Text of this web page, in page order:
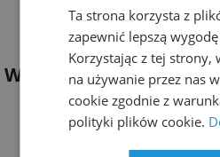
opakowaniu.
Biodegradowalność:100% –
Ważne informacje i
Nie stosować na
tkaninach z delikatnej wełny
Nie usuwa kamienia
Ta strona korzysta z
zapewnić lepszą
Korzystając z tej strony,
na używanie przez nas
cookie zgodnie z
polityki plików cookie.